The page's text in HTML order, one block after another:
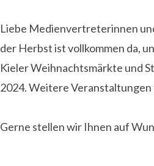
Liebe Medienvertreterinnen
der Herbst ist vollkommen da,
Kieler Weihnachtsmärkte und
2024. Weitere Veranstaltungen
Gerne stellen wir Ihnen auf